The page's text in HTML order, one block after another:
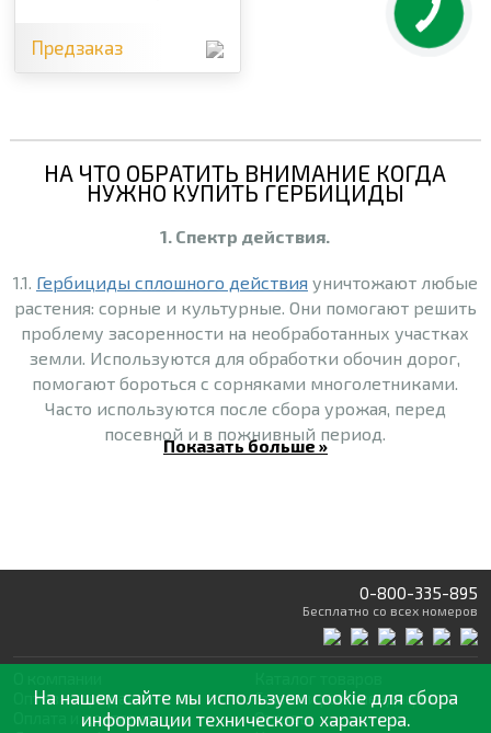
Предзаказ
НА ЧТО ОБРАТИТЬ ВНИМАНИЕ КОГДА
НУЖНО КУПИТЬ ГЕРБИЦИДЫ
1. Спектр действия.
1.1. Гербициды сплошного действияуничтожают любые
растения: сорные и культурные. Они помогают решить
проблему засоренности на необработанных участках
земли. Используются для обработки обочин дорог,
помогают бороться с сорняками многолетниками.
Часто используются после сбора урожая, перед
посевной и в пожнивный период.
- До посева культурного растения (используются
осенью или весной).
- Вместе с посевом.
Показать больше »
0-800-335-895
Бесплатно со всех номеров
Оптовая продажа
Оплата и доставка
Статьии рекомендации
Отзывы
На нашем сайте мы используем cookie для сбора
информации технического характера.